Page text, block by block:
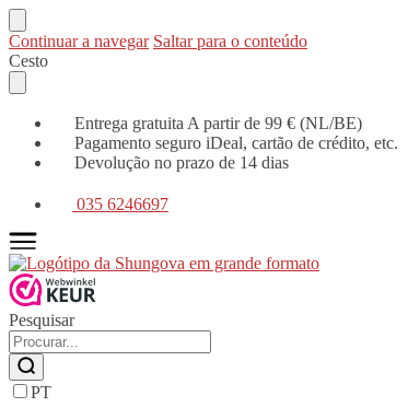
Continuar a navegar Saltar para o conteúdo
Cesto
Entrega gratuita A partir de 99 € (NL/BE)
Pagamento seguro iDeal, cartão de crédito, etc.
Devolução no prazo de 14 dias
035 6246697
Pesquisar
PT